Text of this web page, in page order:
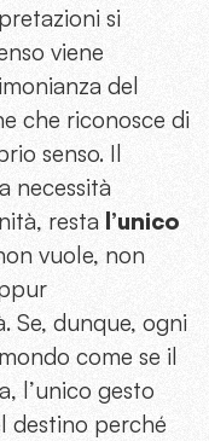
si
viene
del
che riconosce di
senso. Il
necessità
resta l’unico
vuole, non
Se, dunque, ogni
come se il
l’unico gesto
destino perché